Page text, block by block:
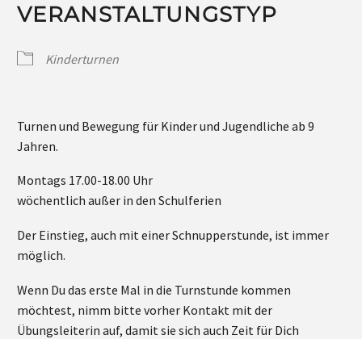
VERANSTALTUNGSTYP
Kinderturnen
Turnen und Bewegung für Kinder und Jugendliche ab 9
Jahren.
Montags 17.00-18.00 Uhr
wöchentlich außer in den Schulferien
Der Einstieg, auch mit einer Schnupperstunde, ist immer
möglich.
Wenn Du das erste Mal in die Turnstunde kommen
möchtest, nimm bitte vorher Kontakt mit der
Übungsleiterin auf, damit sie sich auch Zeit für Dich